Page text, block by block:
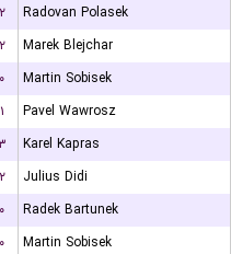
۲
Radovan Polasek
۲
Marek Blejchar
۰
Martin Sobisek
۱
Pavel Wawrosz
Karel Kapras
۲
Julius Didi
۰
Radek Bartunek
۰
Martin Sobisek